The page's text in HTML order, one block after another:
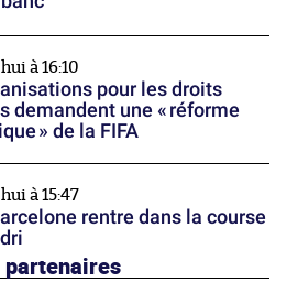
à 16:10
pour les droits
demandent une « réforme
» de la FIFA
à 15:47
rentre dans la course
partenaires